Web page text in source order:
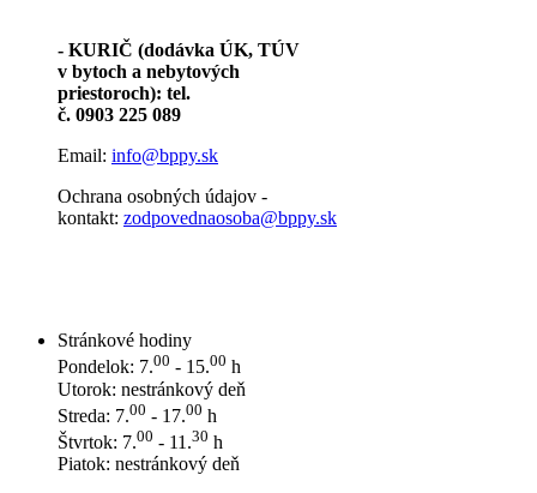
- KURIČ (dodávka ÚK, TÚV
v bytoch a nebytových
priestoroch): tel.
č. 0903 225 089
Email: info@bppy.sk
Ochrana osobných údajov -
kontakt: zodpovednaosoba@bppy.sk
Stránkové hodiny
Pondelok: 7.00 - 15.00 h
Utorok: nestránkový deň
Streda: 7.00 - 17.00 h
Štvrtok: 7.00 - 11.30 h
Piatok: nestránkový deň